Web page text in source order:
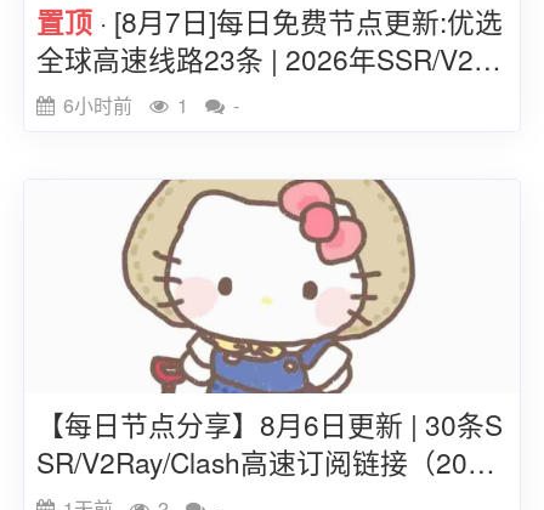
置顶· [8月7日]每日免费节点更新:优选
全球高速线路23条 | 2026年SSR/V2ra
y/Clash订阅链接
6小时前 1 -
【每日节点分享】8月6日更新 | 30条S
SR/V2Ray/Clash高速订阅链接（202
6）